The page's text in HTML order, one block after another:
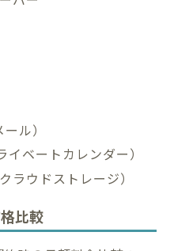
ル）
ベートカレンダー）
ウドストレージ）
比較